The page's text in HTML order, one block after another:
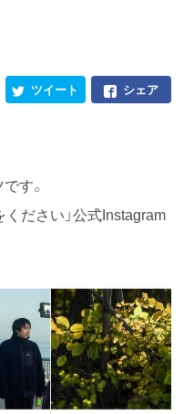
シェア
ツイート
す。
ださい」公式Instagram